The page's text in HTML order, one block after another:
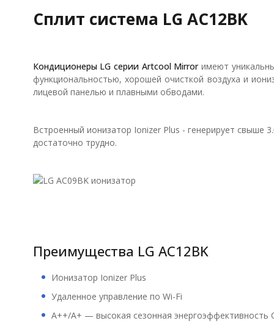
Сплит система LG AC12BK
Кондиционеры LG серии Artcool Mirrorимеют
функциональностью, хорошей очисткой воздуха и
лицевой панелью и плавными обводами.
Встроенный ионизатор Ionizer Plus - генерирует свыше
достаточно трудно.
Преимущества LG AC12BK
Ионизатор Ionizer Plus
Удаленное управление по Wi-Fi
A++/A+ — высокая сезонная